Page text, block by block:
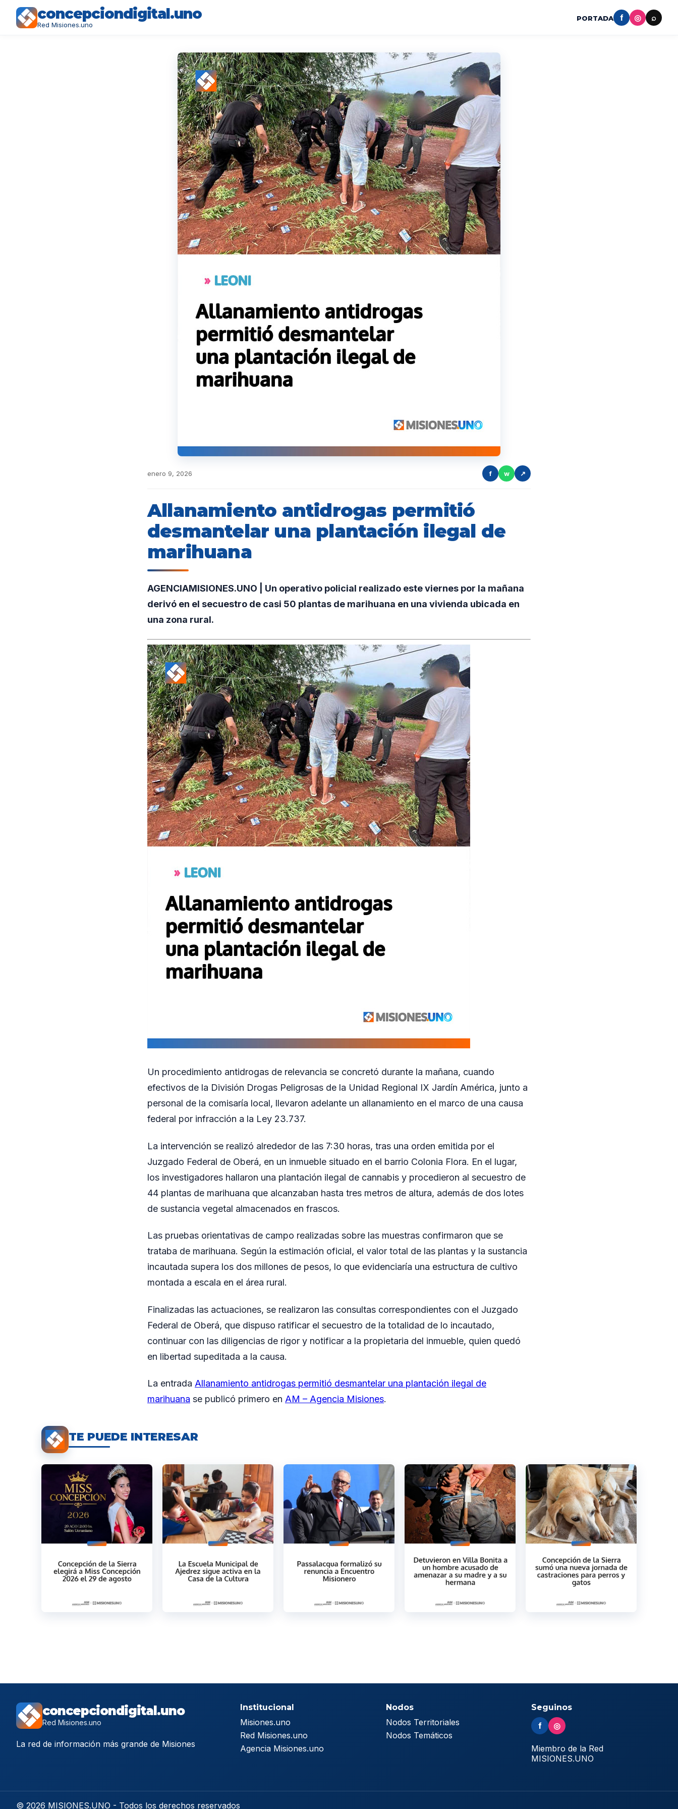
concepciondigital.uno
Red Misiones.uno
PORTADA f ◎ ⌕
enero 9, 2026 f w ↗
Allanamiento antidrogas permitió
desmantelar una plantación ilegal de
marihuana
AGENCIAMISIONES.UNO | Un operativo policial realizado este viernes por la mañana
derivó en el secuestro de casi 50 plantas de marihuana en una vivienda ubicada en
una zona rural.
Un procedimiento antidrogas de relevancia se concretó durante la mañana, cuando
efectivos de la División Drogas Peligrosas de la Unidad Regional IX Jardín América, junto a
personal de la comisaría local, llevaron adelante un allanamiento en el marco de una causa
federal por infracción a la Ley 23.737.
La intervención se realizó alrededor de las 7:30 horas, tras una orden emitida por el
Juzgado Federal de Oberá, en un inmueble situado en el barrio Colonia Flora. En el lugar,
los investigadores hallaron una plantación ilegal de cannabis y procedieron al secuestro de
44 plantas de marihuana que alcanzaban hasta tres metros de altura, además de dos lotes
de sustancia vegetal almacenados en frascos.
Las pruebas orientativas de campo realizadas sobre las muestras confirmaron que se
trataba de marihuana. Según la estimación oficial, el valor total de las plantas y la sustancia
incautada supera los dos millones de pesos, lo que evidenciaría una estructura de cultivo
montada a escala en el área rural.
Finalizadas las actuaciones, se realizaron las consultas correspondientes con el Juzgado
Federal de Oberá, que dispuso ratificar el secuestro de la totalidad de lo incautado,
continuar con las diligencias de rigor y notificar a la propietaria del inmueble, quien quedó
en libertad supeditada a la causa.
La entrada Allanamiento antidrogas permitió desmantelar una plantación ilegal de
marihuana se publicó primero en AM – Agencia Misiones.
TE PUEDE INTERESAR
concepciondigital.uno
Red Misiones.uno
La red de información más grande de Misiones
Institucional
Misiones.uno
Red Misiones.uno
Agencia Misiones.uno
Nodos
Nodos Territoriales
Nodos Temáticos
Seguinos
f ◎
Miembro de la Red
MISIONES.UNO
© 2026 MISIONES.UNO - Todos los derechos reservados